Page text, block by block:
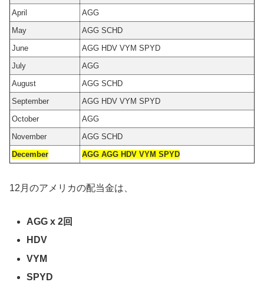
April
AGG
May
AGG SCHD
June
AGG HDV VYM SPYD
July
AGG
August
AGG SCHD
September
AGG HDV VYM SPYD
October
AGG
November
AGG SCHD
December
AGG AGG HDV VYM SPYD
12月のアメリカの配当金は、
AGG x 2回
HDV
VYM
SPYD